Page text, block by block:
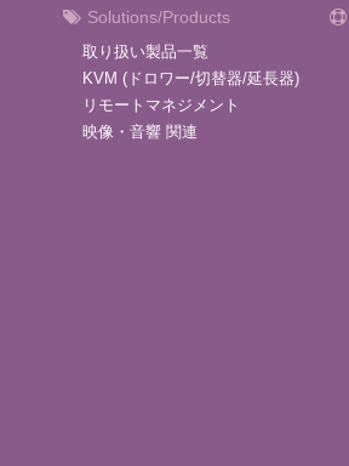
Solutions/Products
取り扱い製品一覧
KVM (ドロワー/切替器/延長器)
リモートマネジメント
映像・音響 関連